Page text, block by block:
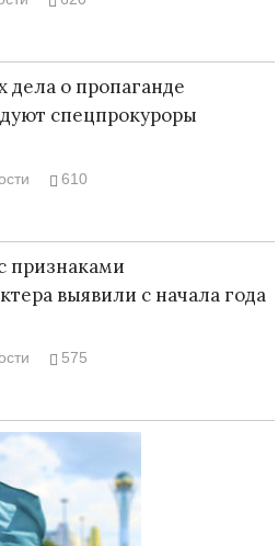
дела о пропаганде
спецпрокуроры
610
признаками
выявили с начала года
575